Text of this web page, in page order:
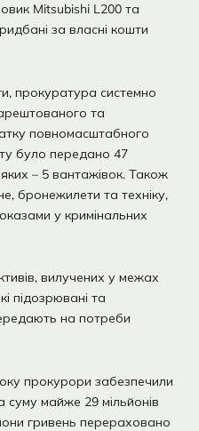
Mitsubishi L200 та
за власні кошти
прокуратура системно
та
повномасштабного
було передано 47
– 5 вантажівок. Також
бронежилети та техніку,
у кримінальних
вилучених у межах
підозрювані та
на потреби
прокурори забезпечили
майже 29 мільйонів
гривень перераховано